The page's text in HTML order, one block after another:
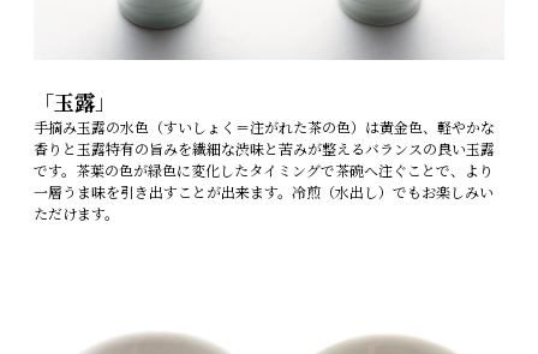
「玉露」
手摘み玉露の水色（すいしょく＝注がれた茶の色）は黄金色、軽やかな
香りと玉露特有の旨みを繊細な渋味と苦みが整えるバランスの良い玉露
です。茶葉の色が緑色に変化したタイミングで茶碗へ注ぐことで、より
一層うま味を引き出すことが出来ます。冷煎（水出し）でもお楽しみい
ただけます。